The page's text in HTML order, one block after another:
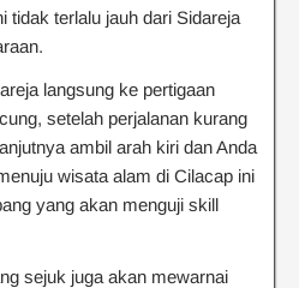
tidak terlalu jauh dari Sidareja
langsung ke pertigaan
setelah perjalanan kurang
ambil arah kiri dan Anda
wisata alam di Cilacap ini
yang akan menguji skill
sejuk juga akan mewarnai